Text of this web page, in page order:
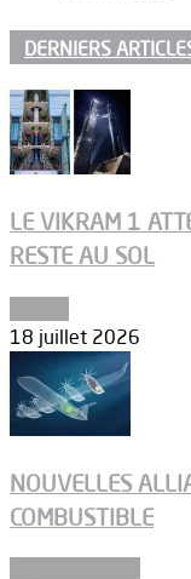
DERNIERS
LE VIKRAM 1
RESTE AU SOL
18 juillet 2026
NOUVELLES
COMBUSTIBLE